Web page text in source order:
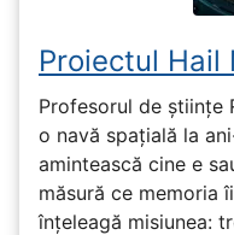
Proiectul Hail
Profesorul de științe
o navă spațială la
amintească cine e
măsură ce memoria
înțeleagă misiunea: